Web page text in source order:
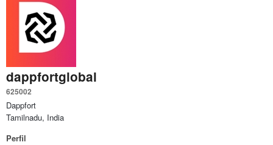
dappfortglobal
625002
Dappfort
Tamilnadu, India
Perfil